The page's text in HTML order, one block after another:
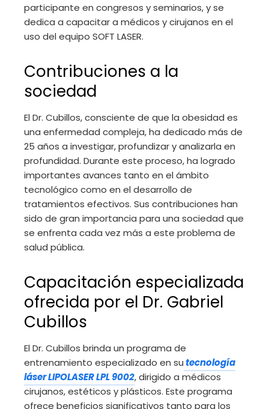
participante en congresos y seminarios, y se
dedica a capacitar a médicos y cirujanos en el
uso del equipo SOFT LASER.
Contribuciones a la
sociedad
El Dr. Cubillos, consciente de que la obesidad es
una enfermedad compleja, ha dedicado más de
25 años a investigar, profundizar y analizarla en
profundidad. Durante este proceso, ha logrado
importantes avances tanto en el ámbito
tecnológico como en el desarrollo de
tratamientos efectivos. Sus contribuciones han
sido de gran importancia para una sociedad que
se enfrenta cada vez más a este problema de
salud pública.
Capacitación especializada
ofrecida por el Dr. Gabriel
Cubillos
El Dr. Cubillos brinda un programa de
entrenamiento especializado en sutecnología
láser LIPOLASER LPL 9002, dirigido a médicos
cirujanos, estéticos y plásticos. Este programa
ofrece beneficios significativos tanto para los